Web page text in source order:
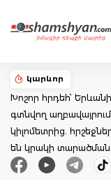
կարևոր
Խոշոր հրդեհ՝
գտնվող
կիլոմետրից.
են կրակի